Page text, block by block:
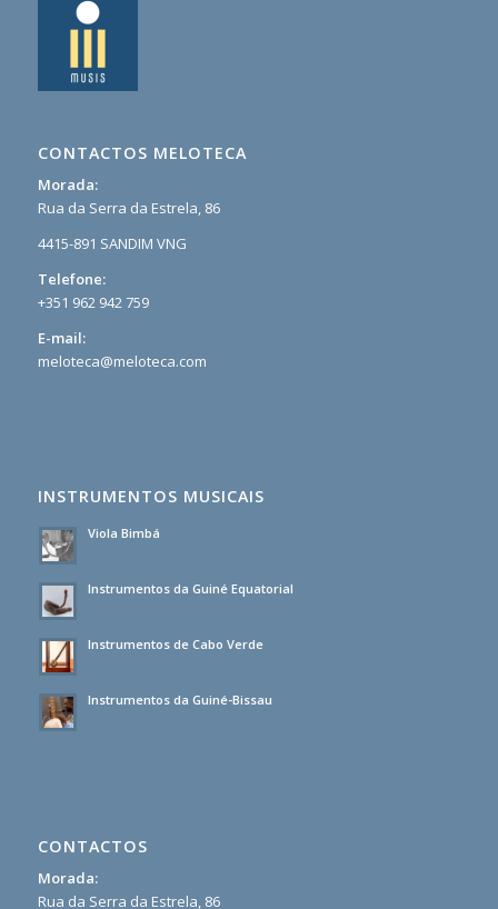
CONTACTOS MELOTECA
Morada:
Rua da Serra da Estrela, 86
4415-891 SANDIM VNG
Telefone:
+351 962 942 759
E-mail:
meloteca@meloteca.com
INSTRUMENTOS MUSICAIS
Viola Bimbá
Instrumentos da Guiné Equatorial
Instrumentos de Cabo Verde
Instrumentos da Guiné-Bissau
CONTACTOS
Morada:
Rua da Serra da Estrela, 86